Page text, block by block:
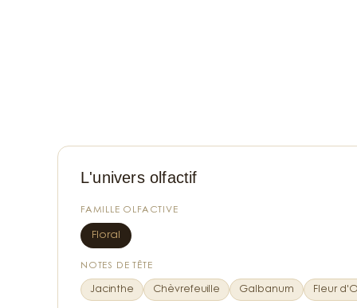
L'univers olfactif
FAMILLE OLFACTIVE
Floral
NOTES DE TÊTE
Jacinthe Chèvrefeuille Galbanum Fleur